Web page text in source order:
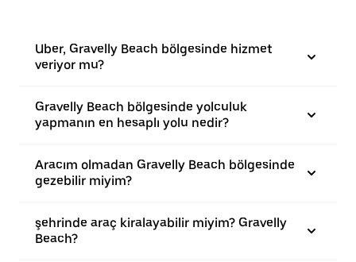
Uber, Gravelly Beach bölgesinde hizmet
veriyor mu?
Gravelly Beach bölgesinde yolculuk
yapmanın en hesaplı yolu nedir?
Aracım olmadan Gravelly Beach bölgesinde
gezebilir miyim?
şehrinde araç kiralayabilir miyim? Gravelly
Beach?